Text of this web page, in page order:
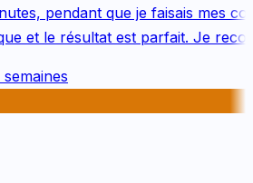
pendant que je faisais mes
et le résultat est parfait. Je